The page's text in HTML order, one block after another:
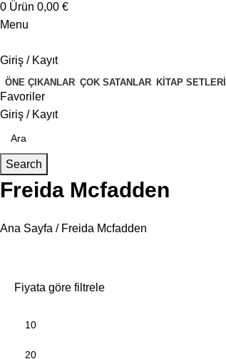
0 Ürün 0,00 €
Menu
Giriş / Kayıt
ÖNE ÇIKANLAR ÇOK SATANLAR KITAP SETLERI
Favoriler
Giriş / Kayıt
Search
Freida Mcfadden
Ana Sayfa Freida Mcfadden
Fiyata göre filtrele